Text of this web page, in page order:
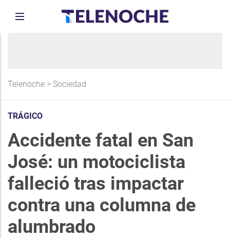
Telenoche > Sociedad
TRÁGICO
Accidente fatal en San
José: un motociclista
falleció tras impactar
contra una columna de
alumbrado